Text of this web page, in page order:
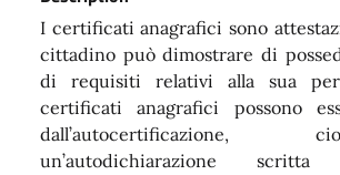
I certificati anagrafici sono
cittadino può dimostrare di
di requisiti relativi alla sua
certificati anagrafici possono
un’autodichiarazione